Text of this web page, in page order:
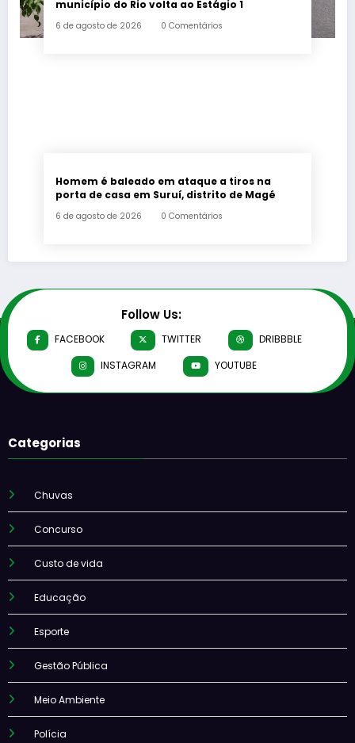
município do Rio volta ao Estágio 1
6 de agosto de 2026 0 Comentários
Homem é baleado em ataque a tiros na
porta de casa em Suruí, distrito de Magé
6 de agosto de 2026 0 Comentários
Follow Us:
FACEBOOK TWITTER
DRIBBBLE
INSTAGRAM
YOUTUBE
Categorias
Chuvas
Concurso
Custo de vida
Educação
Esporte
Gestão Pública
Meio Ambiente
Polícia